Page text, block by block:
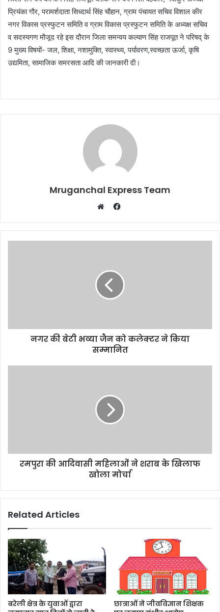
प्रियंका गौर, परामर्शदाता सिध्दार्थ सिंह चौहान, ग्राम पंचायत सचिव विशाल कीर
नगर विकास प्रस्फुटन समिति व ग्राम विकास प्रस्फुटन समिति के अध्यक्ष सचिव
व सदस्यगण मौजूद रहे इस दौरान जिला समन्वय कल्याण सिंह राजपूत ने परिषद् के
9 मुख्य विषयों- जल, शिक्षा, नशामुक्ति, स्वास्थ्य, पर्यावरण,स्वच्छता ऊर्जा, कृषि
उद्यमिता, सामाजिक समरसता आदि की जानकारी दी।
Mruganchal Express Team
Facebook
नगर की बेटी भव्या जैन को कलेक्टर ने किया
सम्मानित
रमपुरा की आदिवासी महिलाओं ने शराब के खिलाफ
खोला मोर्चा
Related Articles
बरेली क्षेत्र के युवाओं द्वारा
छात्राओं ने जीवविज्ञान शिक्षक